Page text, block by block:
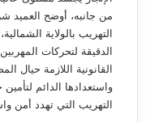
من جانبه، أوضح العميد
التهريب بالولاية
الدقيقة لتحركات
القانونية اللازمة حيال
واستعدادها الدائم
التهريب التي تهدد أمن